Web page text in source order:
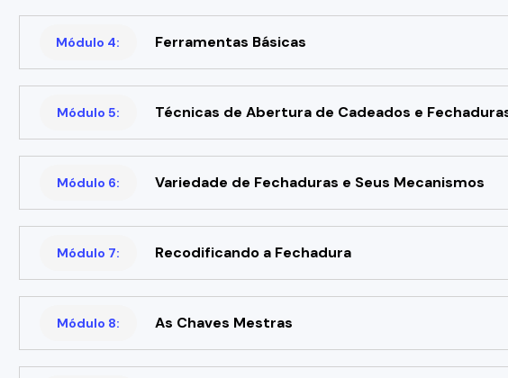
Módulo 4: Ferramentas Básicas
Módulo 5: Técnicas de Abertura de Cadeados e
Módulo 6: Variedade de Fechaduras e Seus Mecanismos
Módulo 7: Recodificando a Fechadura
Módulo 8: As Chaves Mestras